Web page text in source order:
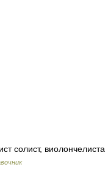
солист, виолончелиста